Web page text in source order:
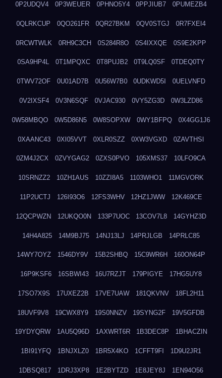
0P2UDQV4 0P3WEUER 0PHNO5Y4 0PPJIUB7 0PUMEZB4
0QLRKCUP 0QO261FR 0QR27BKM 0QV0STGJ 0R7FXEI4
0RCWTWLK 0RH9C3CH 0S284R8O 0S4IXXQE 0S9E2KPP
0SA9HP4L 0T1MPQXC 0T8PUJB2 0T9LQ0SF 0TDEQ0TY
0TWV72OF 0U01AD7B 0U56W7B0 0UDKWD5I 0UELVNFD
0V2IXSF4 0V3N6SQF 0VJAC930 0VY5ZG3D 0W3LZD86
0W58MBQO 0W5D86N5 0W8SOPXW 0WY1BFPQ 0X4GG1J6
0XAANC43 0XI05VVT 0XLR0SZZ 0XW3VGXD 0ZAVTHSI
0ZM4J2CX 0ZVYGAG2 0ZXS0PVO 105XMS37 10LFO9CA
10SRNZZ2 10ZH1AUS 10ZZI8A5 1103WHO1 11MGVORK
11P2UCTJ 126I93O6 12FS3WHV 12HZ1JWW 12K469CE
12QCPWZN 12UKQO0N 133P7UOC 13COV7L8 14GYHZ3D
14H4A825 14M9BJ75 14NJ13LJ 14PRJLGB 14PRLC85
14WY7OYZ 1546DY9V 15B2SHBQ 15C9WR6H 160ON64P
16P9KSF6 16SBWI43 16U7RZJT 179PIGYE 17HG5UY8
17SO7X9S 17UXEZ2B 17VE7UAW 181QKVNV 18FL2H11
18UVF9V8 19CWX8Y9 19S0NNZV 19SYNG2F 19V5GFDB
19YDYQRW 1AU5Q96D 1AXWRT6R 1B3DEC8P 1BHACZIN
1BI91YFQ 1BNJXLZ0 1BR5X4KO 1CFFT9FI 1D9U2JR1
1DBSQ817 1DRJ3XP8 1E2BYTZD 1E8JEY8J 1EN94O56